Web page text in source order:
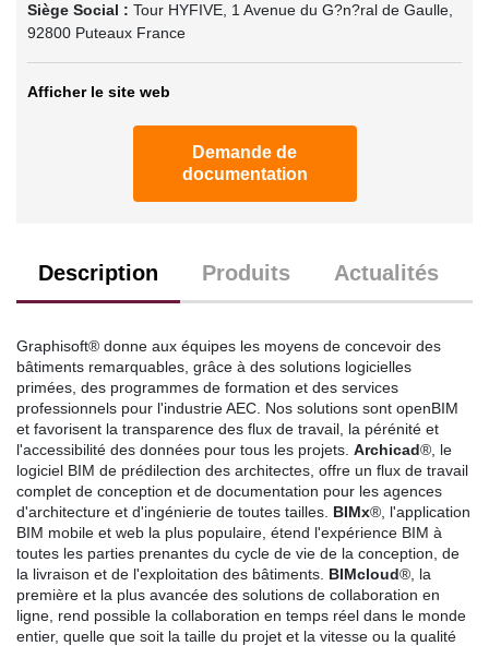
Siège Social : Tour HYFIVE, 1 Avenue du G?n?ral de Gaulle
92800 Puteaux France
Afficher le site web
Demande de
documentation
Description Produits Actualités
Graphisoft® donne aux équipes les moyens de concevoir des
bâtiments remarquables, grâce à des solutions logicielles
primées, des programmes de formation et des services
professionnels pour l'industrie AEC. Nos solutions sont openBIM
et favorisent la transparence des flux de travail, la pérénité et
l'accessibilité des données pour tous les projets. Archicad®, le
logiciel BIM de prédilection des architectes, offre un flux de travail
complet de conception et de documentation pour les agences
d'architecture et d'ingénierie de toutes tailles. BIMx®, l'application
BIM mobile et web la plus populaire, étend l'expérience BIM à
toutes les parties prenantes du cycle de vie de la conception, de
la livraison et de l'exploitation des bâtiments. BIMcloud®, la
première et la plus avancée des solutions de collaboration en
ligne, rend possible la collaboration en temps réel dans le monde
entier, quelle que soit la taille du projet et la vitesse ou la qualité